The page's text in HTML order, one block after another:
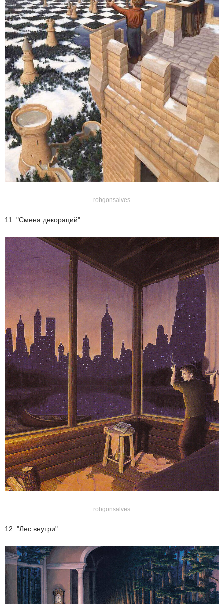
robgonsalves
11. "Смена декораций"
robgonsalves
12. "Лес внутри"